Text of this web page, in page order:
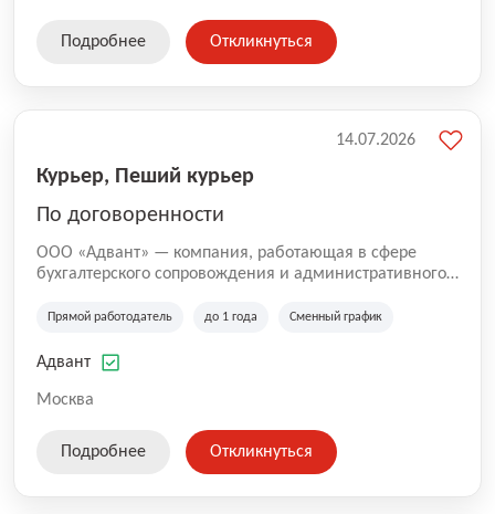
Подробнее Откликнуться
Курьер, Пеший курьер
По договоренности
ООО «Адвант» — компания, работающая в сфере
бухгалтерского сопровождения и административного
зарегистрирована в Санкт-Петербурге и
лиц и коммерческих организаций.
Прямой работодатель до 1 года Сменный график
Адвант
Москва
14.07.2026
Подробнее Откликнуться